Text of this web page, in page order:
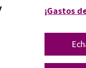
¡Gastos